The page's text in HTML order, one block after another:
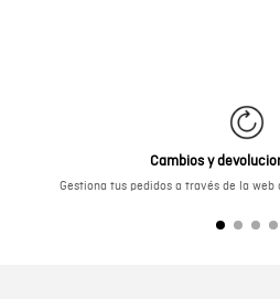
Cambios y
Gestiona tus pedidos a través de la